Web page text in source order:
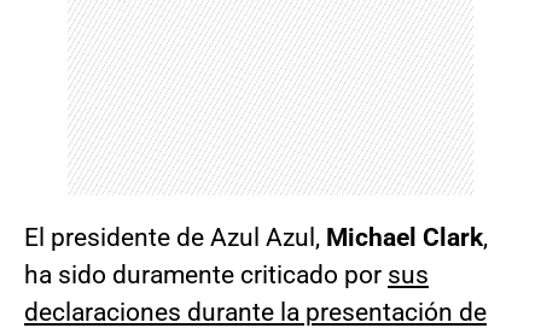
El presidente de Azul Azul, Michael Clark,
ha sido duramente criticado por sus
declaraciones durante la presentación de